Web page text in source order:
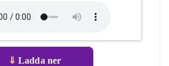
⇓ Ladda ner